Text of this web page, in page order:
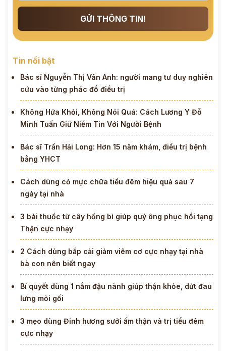
GỬI THÔNG TIN!
Tin nổi bật
Bác sĩ Nguyễn Thị Vân Anh: người mang tư duy nghiên
cứu vào từng phác đồ điều trị
Không Hứa Khỏi, Không Nói Quá: Cách Lương Y Đỗ
Minh Tuấn Giữ Niềm Tin Với Người Bệnh
Bác sĩ Trần Hải Long: Hơn 15 năm khám, điều trị bệnh
bằng YHCT
Cách dùng cỏ mực chữa tiểu đêm hiệu quả sau 7
ngày tại nhà
3 bài thuốc từ cây hồng bì giúp quý ông phục hồi tạng
Thận cực nhạy
2 Cách dùng bắp cải giảm viêm cơ cực nhạy tại nhà
bà con nên biết ngay
Bí quyết dùng 1 nắm đậu nành giúp thận khỏe, dứt đau
lưng mỏi gối
3 mẹo dùng Đinh hương sưởi ấm thận và trị tiểu đêm
cực nhạy